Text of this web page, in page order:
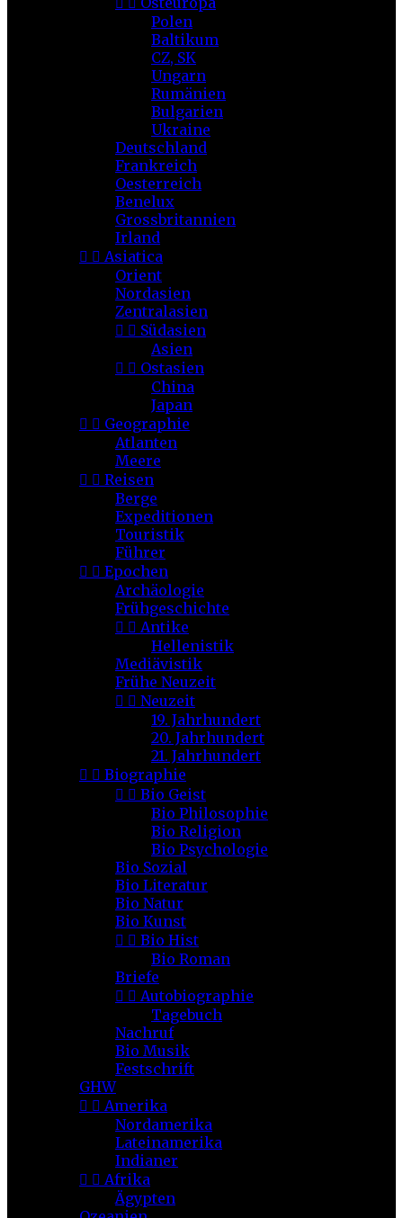
Polen
Baltikum
CZ, SK
Ungarn
Rumänien
Bulgarien
Ukraine
Deutschland
Frankreich
Oesterreich
Benelux
Grossbritannien
Irland
  Asiatica
Orient
Nordasien
Zentralasien
  Südasien
Asien
  Ostasien
China
Japan
  Geographie
Atlanten
Meere
  Reisen
Berge
Expeditionen
Touristik
Führer
  Epochen
Archäologie
Frühgeschichte
  Antike
Hellenistik
Mediävistik
Frühe Neuzeit
  Neuzeit
19. Jahrhundert
20. Jahrhundert
21. Jahrhundert
  Biographie
  Bio Geist
Bio Philosophie
Bio Religion
Bio Psychologie
Bio Sozial
Bio Literatur
Bio Natur
Bio Kunst
  Bio Hist
Bio Roman
Briefe
  Autobiographie
Tagebuch
Nachruf
Bio Musik
Festschrift
GHW
  Amerika
Nordamerika
Lateinamerika
Indianer
  Afrika
Ägypten